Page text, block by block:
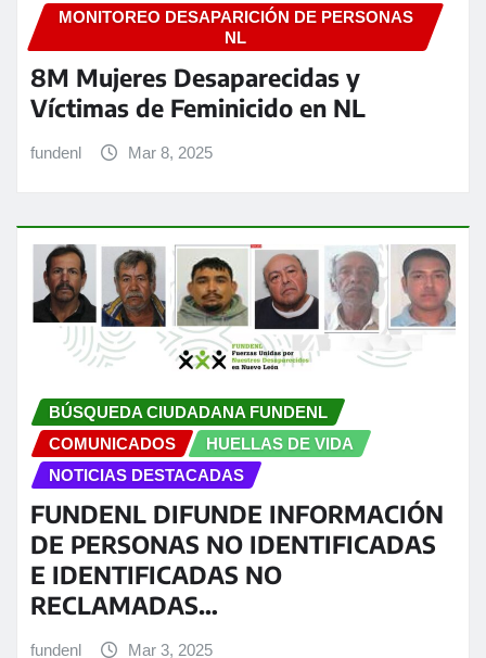
MONITOREO DESAPARICIÓN DE PERSONAS
NL
8M Mujeres Desaparecidas y
Víctimas de Feminicido en NL
fundenl Mar 8, 2025
BÚSQUEDA CIUDADANA FUNDENL
COMUNICADOS
HUELLAS DE VIDA
NOTICIAS DESTACADAS
FUNDENL DIFUNDE INFORMACIÓN
DE PERSONAS NO IDENTIFICADAS
E IDENTIFICADAS NO
RECLAMADAS…
fundenl Mar 3, 2025